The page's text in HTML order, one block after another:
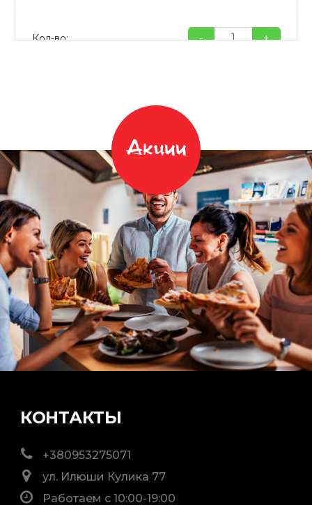
Кол-во: - +
Акции
КОНТАКТЫ
+380953275071
ул. Илюши Кулика 77
Работаем с 10:00-19:00